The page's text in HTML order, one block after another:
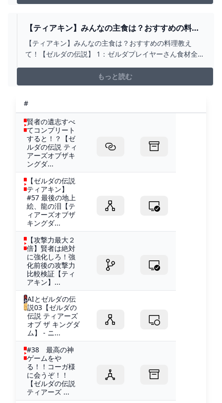
【ティアキン】みんなの主食は？おすすめの料理
教えて！【ゼルダの伝説】｜スプラトゥーンまと
めアンテナ
【ティアキン】みんなの主食は？おすすめの料理教え
て！【ゼルダの伝説】 1：ゼルダプレイヤーさん食材全然
ヤーさんりんごと鶏肉でヘルシーだよw 3：ゼルダプレイ
ヤーさん
もっと読む
#
賢者の遺志すべ
てコンプリート
すると！？【ゼ
ルダの伝説 ティ
アーズオブザキ
ングダ...
【ゼルダの伝説
ティアキン】
#57 最後の地上
絵、龍の泪【テ
ィアーズオブザ
キングダ...
【攻撃力最大２
倍】賢者は絶対
に強化しろ！強
化前後の攻撃力
比較検証【ティ
アキン】...
AIとゼルダの伝
説03【ゼルダの
伝説 ティアーズ
オブ ザ キングダ
ム】 - ニ...
#38 最高の神
ゲームをや
る！！コーガ様
に会うぞ！！
【ゼルダの伝説
ティアーズ ...